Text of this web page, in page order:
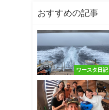
おすすめの記事
ワースタ日記